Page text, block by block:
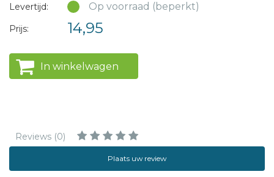
Levertijd: Op voorraad (beperkt)
Prijs: 14,95
In winkelwagen
Reviews (0)
Plaats uw review